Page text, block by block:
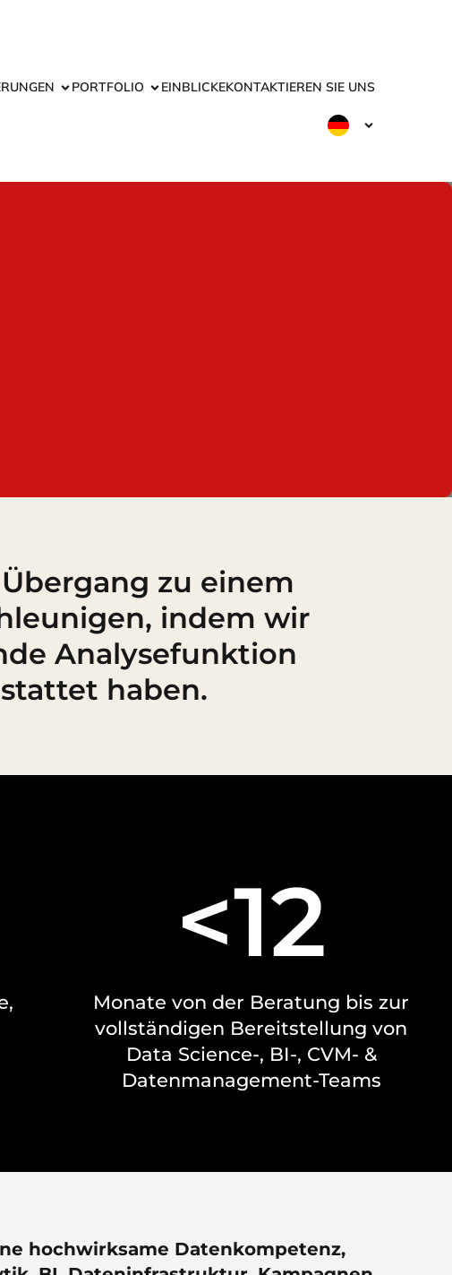
PORTFOLIO EINBLICKEKONTAKTIEREN SIE UNS
zu einem
indem wir
Analysefunktion
haben.
Monate von der Beratung bis zur
vollständigen Bereitstellung von
Data Science-, BI-, CVM- &
Datenmanagement-Teams
<12
hochwirksame Datenkompetenz,